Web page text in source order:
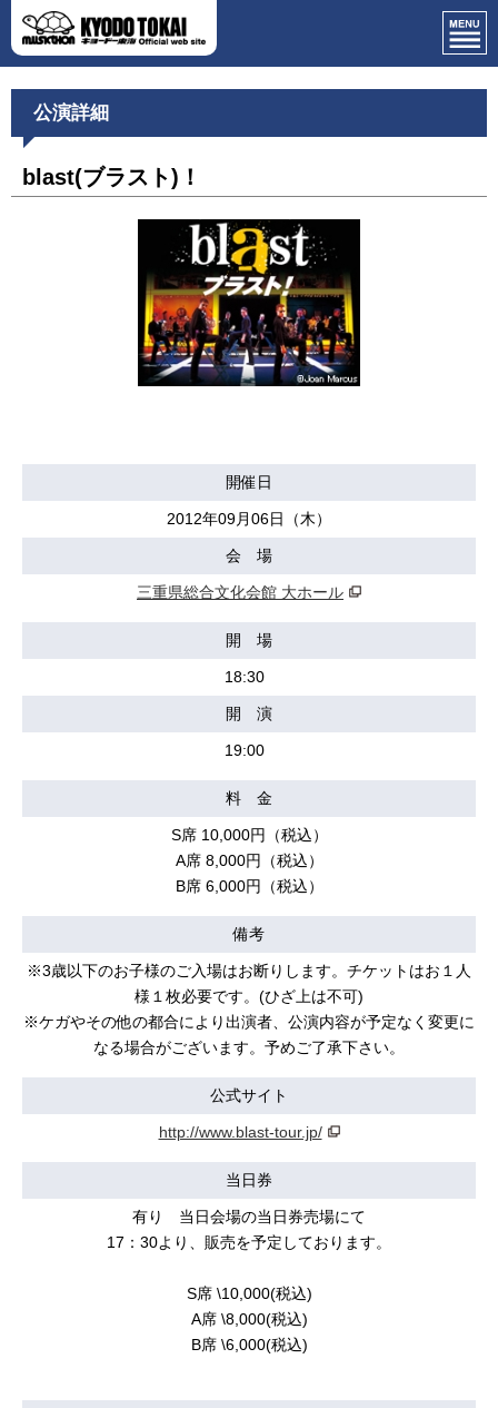
公演詳細
blast(ブラスト)！
開催日
2012年09月06日（木）
会 場
三重県総合文化会館 大ホール
開 場
18:30
開 演
19:00
料 金
S席 10,000円（税込）
A席 8,000円（税込）
B席 6,000円（税込）
備考
※3歳以下のお子様のご入場はお断りします。チケットはお１人
様１枚必要です。(ひざ上は不可)
※ケガやその他の都合により出演者、公演内容が予定なく変更に
なる場合がございます。予めご了承下さい。
公式サイト
http://www.blast-tour.jp/
当日券
有り 当日会場の当日券売場にて
17：30より、販売を予定しております。
S席 \10,000(税込)
A席 \8,000(税込)
B席 \6,000(税込)